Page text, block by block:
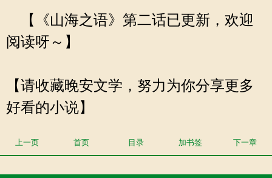
【《山海之语》第二话已更新，欢迎
阅读呀～】
【请收藏晚安文学，努力为你分享更多
好看的小说】
上一页 首页 目录 加书签 下一章